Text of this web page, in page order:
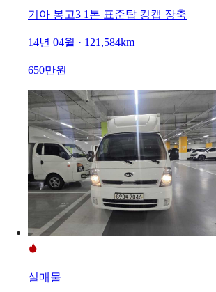
기아 봉고3 1톤 표준탑 킹캡 장축
14년 04월 · 121,584km
650만원
실매물